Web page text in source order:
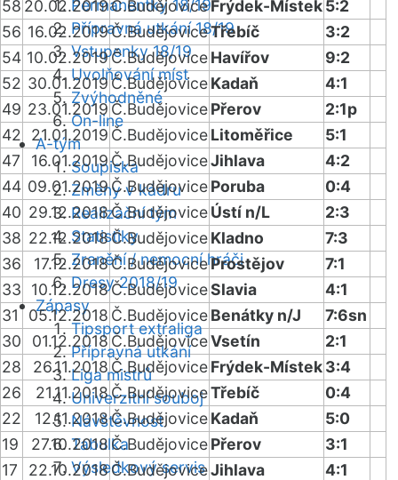
Permanentky 18/19
Přípravná utkání 18/19
Vstupenky 18/19
Uvolňování míst
Zvýhodněné
On-line
A-tým
Soupiska
Změny v kádru
Realizační tým
Statistiky
Zranění / nemocní hráči
Dresy 2018/19
Zápasy
Tipsport extraliga
Přípravná utkání
Liga mistrů
Univerzitní souboj
Návštěvnost
Tabulka
Výsledkový servis
58 20.02.2019Č.BudějoviceFrýdek-Místek5:2
56 16.02.2019Č.BudějoviceTřebíč
3:2
54 10.02.2019Č.BudějoviceHavířov
9:2
52 30.01.2019Č.BudějoviceKadaň
4:1
49 23.01.2019Č.BudějovicePřerov
2:1p
42
21.01.2019 Č.BudějoviceLitoměřice
5:1
47
16.01.2019Č.BudějoviceJihlava
4:2
44 09.01.2019Č.BudějovicePoruba
0:4
40 29.12.2018Č.BudějoviceÚstí n/L
2:3
38 22.12.2018Č.BudějoviceKladno
7:3
36
17.12.2018Č.BudějoviceProstějov
7:1
33
10.12.2018Č.BudějoviceSlavia
4:1
31
05.12.2018 Č.BudějoviceBenátky n/J
7:6sn
30
01.12.2018 Č.BudějoviceVsetín
2:1
28
26.11.2018 Č.BudějoviceFrýdek-Místek3:4
26
21.11.2018Č.BudějoviceTřebíč
0:4
22
12.11.2018Č.BudějoviceKadaň
5:0
19
27.10.2018 Č.BudějovicePřerov
3:1
17
22.10.2018Č.BudějoviceJihlava
4:1